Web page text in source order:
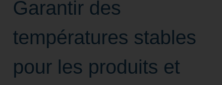
Garantir des
températures stables
pour les produits et